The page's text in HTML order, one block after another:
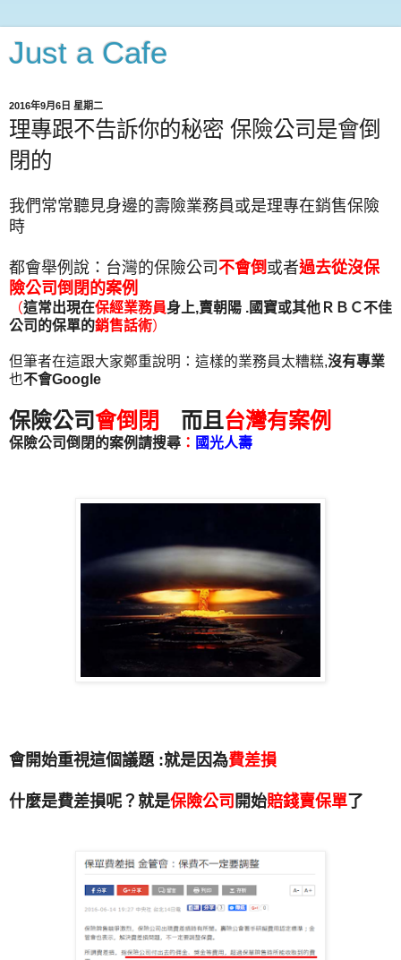
Just a Cafe
2016年9月6日 星期二
理專跟不告訴你的秘密 保險公司是會倒
閉的
我們常常聽見身邊的壽險業務員或是理專在銷售保險
時
都會舉例說：台灣的保險公司不會倒 或者過去從沒保
險公司倒閉的案例
（這常出現在保經業務員身上,賣朝陽 .國寶或其他ＲＢＣ不佳
公司的保單的銷售話術）
但筆者在這跟大家鄭重說明：這樣的業務員太糟糕,沒有專業
也不會Google
保險公司會倒閉 而且台灣有案例
保險公司倒閉的案例請搜尋 ： 國光人壽
會開始重視這個議題 :就是因為費差損
什麼是費差損呢？就是保險公司 開始賠錢賣保單了